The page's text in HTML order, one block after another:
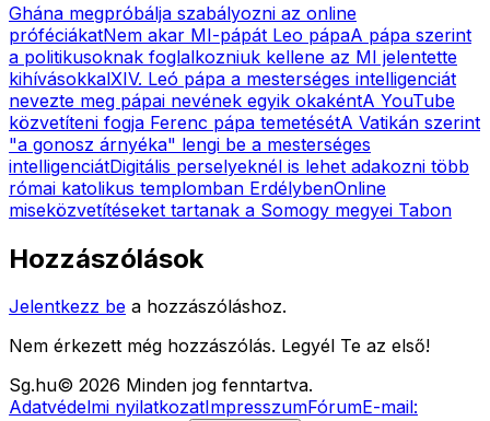
Ghána megpróbálja szabályozni az online
próféciákatNem akar MI-pápát Leo pápaA pápa szerint
a politikusoknak foglalkozniuk kellene az MI jelentette
kihívásokkalXIV. Leó pápa a mesterséges intelligenciát
nevezte meg pápai nevének egyik okakéntA YouTube
közvetíteni fogja Ferenc pápa temetésétA Vatikán szerint
"a gonosz árnyéka" lengi be a mesterséges
intelligenciátDigitális perselyeknél is lehet adakozni több
római katolikus templomban ErdélybenOnline
miseközvetítéseket tartanak a Somogy megyei Tabon
Hozzászólások
Jelentkezz be a hozzászóláshoz.
Nem érkezett még hozzászólás. Legyél Te az első!
Sg.hu© 2026 Minden jog fenntartva.
Adatvédelmi nyilatkozatImpresszumFórumE-mail: